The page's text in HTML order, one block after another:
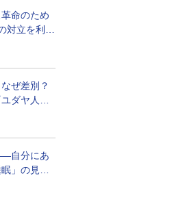
命のため
対立を利用
ぜ差別？
ダヤ人の
自分にあ
」の見つ